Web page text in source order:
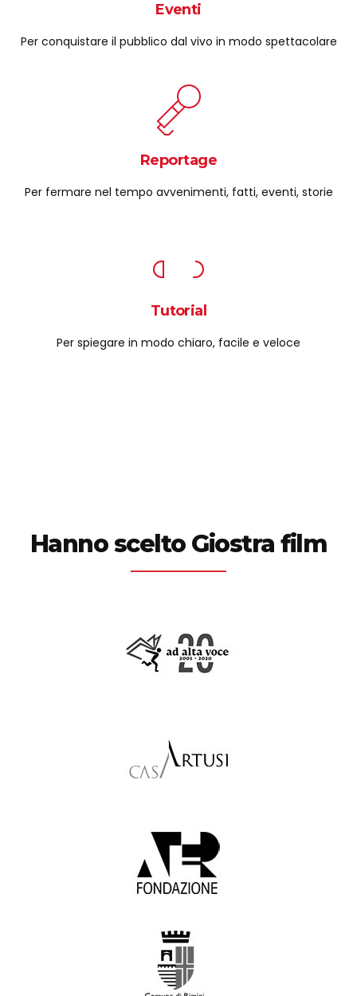
Eventi
Per conquistare il pubblico dal vivo in modo spettacolare
Reportage
Per fermare nel tempo avvenimenti, fatti, eventi, storie
Tutorial
Per spiegare in modo chiaro, facile e veloce
Hanno scelto Giostra film